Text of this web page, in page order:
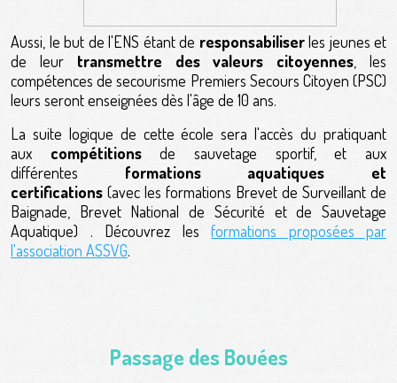
Aussi, le but de l'ENS étant de responsabiliserles jeunes et
de leur transmettre des valeurs citoyennes , les
compétences de secourisme Premiers Secours Citoyen (PSC)
leurs seront enseignées dès l'âge de 10 ans.
La suite logique de cette école sera l'accès du pratiquant
aux compétitionsde sauvetage sportif, et aux
différentes formations aquatiques et
certifications (avec les formations Brevet de Surveillant de
Baignade, Brevet National de Sécurité et de Sauvetage
Aquatique) . Découvrez les formations proposées par
l'association ASSVG.
Passage des Bouées